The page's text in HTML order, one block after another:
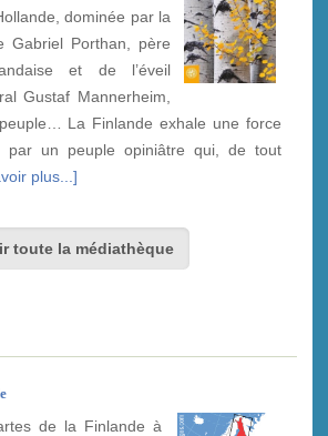
dominée par la
Gabriel Porthan, père
et de l’éveil
Gustaf Mannerheim,
La Finlande exhale une force
par un peuple opiniâtre qui, de tout
plus...]
toute la médiathèque
de la Finlande à